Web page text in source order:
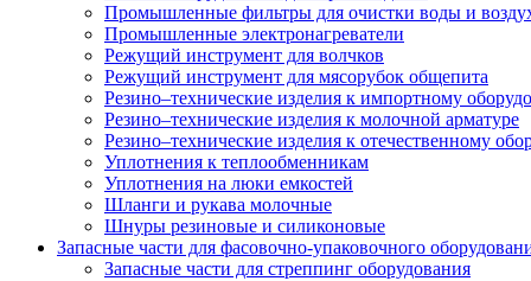
Промышленные фильтры для очистки воды и
Промышленные электронагреватели
Режущий инструмент для волчков
Режущий инструмент для мясорубок общепита
Резино–технические изделия к импортному
Резино–технические изделия к молочной арматуре
Резино–технические изделия к отечественному
Уплотнения к теплообменникам
Уплотнения на люки емкостей
Шланги и рукава молочные
Шнуры резиновые и силиконовые
Запасные части для фасовочно-упаковочного
Запасные части для стреппинг оборудования